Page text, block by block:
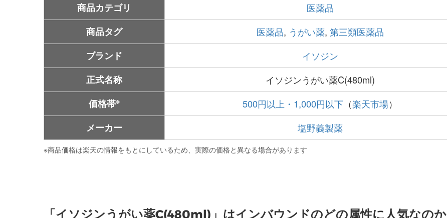
商品カテゴリ
医薬品
商品タグ
医薬品, うがい薬, 第三類医薬品
ブランド
イソジン
正式名称
イソジンうがい薬C(480ml)
価格帯※ 500円以上・1,000円以下 （楽天市場）
メーカー
塩野義製薬
※商品価格は楽天の情報をもとにしているため、実際の価格と異なる場合があります
「イソジンうがい薬C(480ml)」はインバウンドのどの属性に人気なのか